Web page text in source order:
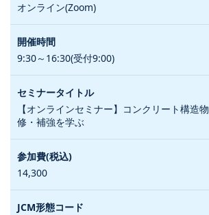
オンライン(Zoom)
9:30～16:30(受付9:00)
【オンラインセミナー】コンクリート構造
修・補強を学ぶ
14,300